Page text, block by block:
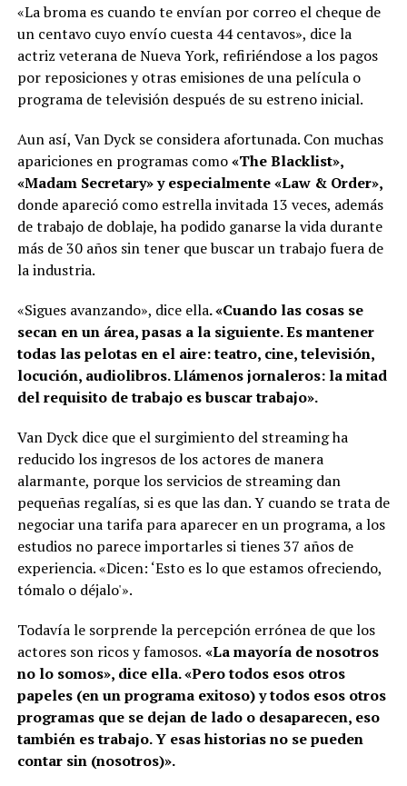
«La broma es cuando te envían por correo el cheque de
un centavo cuyo envío cuesta 44 centavos», dice la
actriz veterana de Nueva York, refiriéndose a los pagos
por reposiciones y otras emisiones de una película o
programa de televisión después de su estreno inicial.
Aun así, Van Dyck se considera afortunada. Con muchas
apariciones en programas como«The Blacklist»,
«Madam Secretary» y especialmente «Law & Order»,
donde apareció como estrella invitada 13 veces, además
de trabajo de doblaje, ha podido ganarse la vida durante
más de 30 años sin tener que buscar un trabajo fuera de
la industria.
«Sigues avanzando», dice ella. «Cuando las cosas se
secan en un área, pasas a la siguiente. Es mantener
todas las pelotas en el aire: teatro, cine, televisión,
locución, audiolibros. Llámenos jornaleros: la mitad
del requisito de trabajo es buscar trabajo».
Van Dyck dice que el surgimiento del streaming ha
reducido los ingresos de los actores de manera
alarmante, porque los servicios de streaming dan
pequeñas regalías, si es que las dan. Y cuando se trata de
negociar una tarifa para aparecer en un programa, a los
estudios no parece importarles si tienes 37 años de
experiencia. «Dicen: ‘Esto es lo que estamos ofreciendo,
tómalo o déjalo'».
Todavía le sorprende la percepción errónea de que los
actores son ricos y famosos. «La mayoría de nosotros
no lo somos», dice ella. «Pero todos esos otros
papeles (en un programa exitoso) y todos esos otros
programas que se dejan de lado o desaparecen, eso
también es trabajo. Y esas historias no se pueden
contar sin (nosotros)».